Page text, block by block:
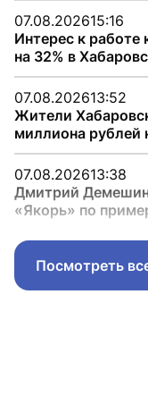
07.08.202615:16
Интерес к работе
на 32% в
07.08.202613:52
Жители
миллиона рублей
07.08.202613:38
Дмитрий Демешин
«Якорь» по
Посмотреть